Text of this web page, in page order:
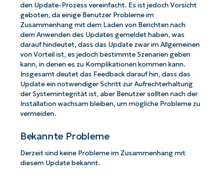
den Update-Prozess vereinfacht. Es ist jedoch Vorsicht
geboten, da einige Benutzer Probleme im
Zusammenhang mit dem Laden von Berichten nach
dem Anwenden des Updates gemeldet haben, was
darauf hindeutet, dass das Update zwar im Allgemeinen
von Vorteil ist, es jedoch bestimmte Szenarien geben
kann, in denen es zu Komplikationen kommen kann.
Insgesamt deutet das Feedback darauf hin, dass das
Update ein notwendiger Schritt zur Aufrechterhaltung
der Systemintegrität ist, aber Benutzer sollten nach der
Installation wachsam bleiben, um mögliche Probleme zu
vermeiden.
Bekannte Probleme
Derzeit sind keine Probleme im Zusammenhang mit
diesem Update bekannt.